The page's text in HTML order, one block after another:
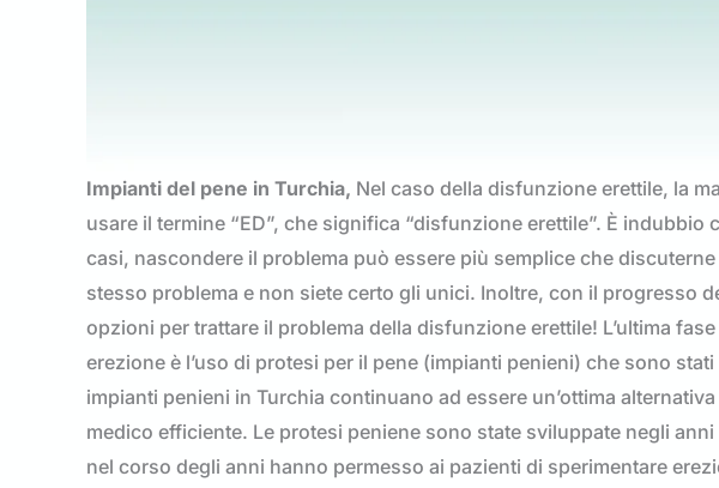
Impianti del pene in Turchia, Nel caso della disfunzione erettile, la
usare il termine “ED”, che significa “disfunzione erettile”. È
casi, nascondere il problema può essere più semplice che
stesso problema e non siete certo gli unici. Inoltre, con il progresso
opzioni per trattare il problema della disfunzione erettile! L’ultima
erezione è l’uso di protesi per il pene (impianti penieni) che sono
impianti penieni in Turchia continuano ad essere un’ottima
medico efficiente. Le protesi peniene sono state sviluppate negli
nel corso degli anni hanno permesso ai pazienti di sperimentare